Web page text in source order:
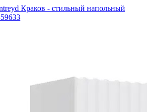
Краков - стильный напольный